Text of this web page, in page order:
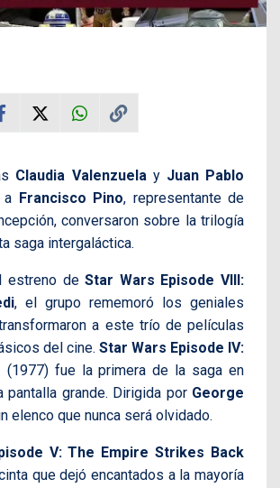
Claudia Valenzuelay Juan Pablo
a Francisco Pino, representante de
conversaron sobre la trilogía
saga intergaláctica.
estreno deStar Wars Episode VIII:
, el grupo rememoró los geniales
a este trío de películas
del cine. Star Wars Episode IV:
(1977) fue la primera de la saga en
pantalla grande. Dirigida por George
elenco que nunca será olvidado.
V: The Empire Strikes Back
que dejó encantados a la mayoría